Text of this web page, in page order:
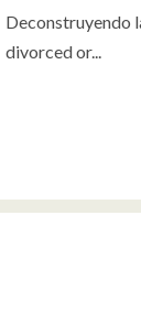
Deconstruyendo
divorced or...